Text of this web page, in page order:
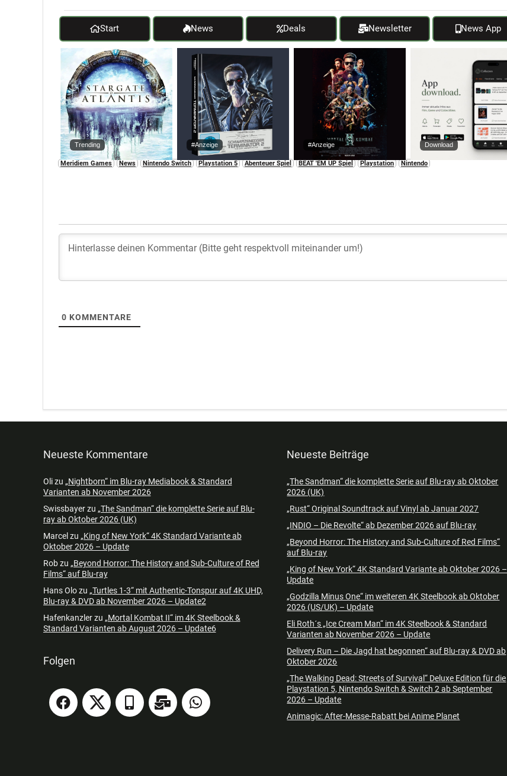
Start News Deals Newsletter News App
Trending #Anzeige #Anzeige Download
Meridiem Games News Nintendo Switch Playstation 5 Abenteuer Spiel BEAT 'EM UP Spiel Playstation Nintendo
0 KOMMENTARE
Neueste Kommentare
Olizu „Nightborn“ im Blu-ray Mediabook & Standard
Varianten ab November 2026
Swissbayerzu „The Sandman“ die komplette Serie auf Blu-
ray ab Oktober 2026 (UK)
Marcel zu „King of New York“ 4K Standard Variante ab
Oktober 2026 – Update
Robzu „Beyond Horror: The History and Sub-Culture of Red
Films“ auf Blu-ray
Hans Olozu „Turtles 1-3“ mit Authentic-Tonspur auf 4K UHD,
Blu-ray & DVD ab November 2026 – Update2
Hafenkanzlerzu „Mortal Kombat II“ im 4K Steelbook &
Standard Varianten ab August 2026 – Update6
Folgen
Neueste Beiträge
„The Sandman“ die komplette Serie auf Blu-ray ab Oktober
2026 (UK)
„Rust“ Original Soundtrack auf Vinyl ab Januar 2027
„INDIO – Die Revolte“ ab Dezember 2026 auf Blu-ray
„Beyond Horror: The History and Sub-Culture of Red Films“
auf Blu-ray
„King of New York“ 4K Standard Variante ab Oktober 2026 –
Update
„Godzilla Minus One“ im weiteren 4K Steelbook ab Oktober
2026 (US/UK) – Update
Eli Roth´s „Ice Cream Man“ im 4K Steelbook & Standard
Varianten ab November 2026 – Update
Delivery Run – Die Jagd hat begonnen“ auf Blu-ray & DVD ab
Oktober 2026
„The Walking Dead: Streets of Survival“ Deluxe Edition für die
Playstation 5, Nintendo Switch & Switch 2 ab September
2026 – Update
Animagic: After-Messe-Rabatt bei Anime Planet